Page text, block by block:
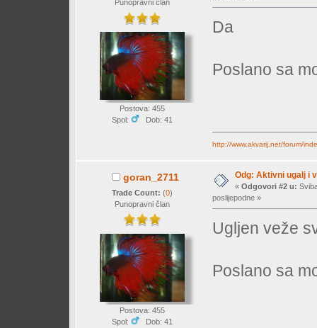
Punopravni član
Postova: 455
Spol:
Dob: 41
Da
Poslano sa
http://www.akvarij.net/forum/
goran_2711
Trade Count: (0)
Punopravni član
Postova: 455
Spol:
Dob: 41
Odg: Aktivni ugalj i
« Odgovori #2 u:
poslijepodne »
Ugljen veže
Poslano sa